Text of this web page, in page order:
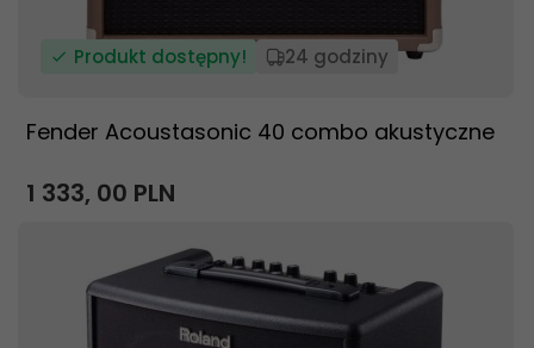
Produkt dostępny! 24 godziny
Fender Acoustasonic 40 combo akustyczne
1 333, 00 PLN